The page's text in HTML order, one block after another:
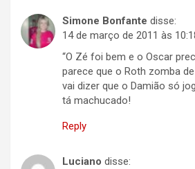
Simone Bonfante disse:
14 de março de 2011 às
“O Zé foi bem e o Oscar
parece que o Roth zomba
vai dizer que o Damião só
tá machucado!
Reply
Luciano disse: